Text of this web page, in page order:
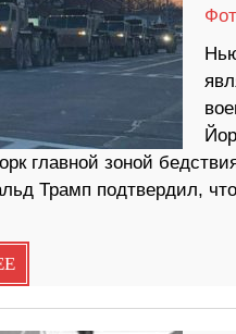
главной зоной
Трамп подтвердил,